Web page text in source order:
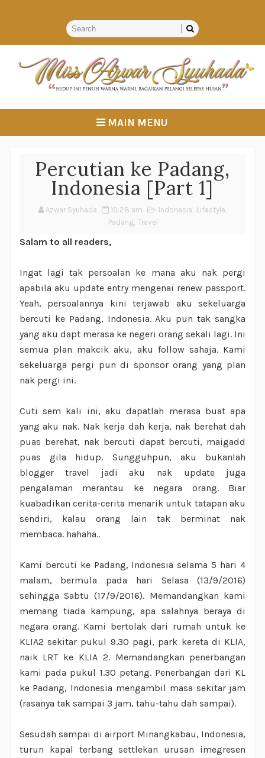
MAIN MENU
Percutian ke Padang,
Indonesia [Part 1]
Azwar Syuhada 10:28 am Indonesia Lifestyle
Padang, Travel
Salam to all readers,
Ingat lagi tak persoalan ke mana aku nak pergi
apabila aku update entry mengenai renew passport.
Yeah, persoalannya kini terjawab aku sekeluarga
bercuti ke Padang, Indonesia. Aku pun tak sangka
yang aku dapt merasa ke negeri orang sekali lagi. Ini
semua plan makcik aku, aku follow sahaja. Kami
sekeluarga pergi pun di sponsor orang yang plan
nak pergi ini.
Cuti sem kali ini, aku dapatlah merasa buat apa
yang aku nak. Nak kerja dah kerja, nak berehat dah
puas berehat, nak bercuti dapat bercuti, maigadd
puas gila hidup. Sungguhpun, aku bukanlah
blogger travel jadi aku nak update juga
pengalaman merantau ke negara orang. Biar
kuabadikan cerita-cerita menarik untuk tatapan aku
sendiri, kalau orang lain tak berminat nak
membaca. hahaha..
Kami bercuti ke Padang, Indonesia selama 5 hari 4
malam, bermula pada hari Selasa (13/9/2016)
sehingga Sabtu (17/9/2016). Memandangkan kami
memang tiada kampung, apa salahnya beraya di
negara orang. Kami bertolak dari rumah untuk ke
KLIA2 sekitar pukul 9.30 pagi, park kereta di KLIA,
naik LRT ke KLIA 2. Memandangkan penerbangan
kami pada pukul 1.30 petang. Penerbangan dari KL
ke Padang, Indonesia mengambil masa sekitar jam
(rasanya tak sampai 3 jam, tahu-tahu dah sampai).
Sesudah sampai di airport Minangkabau, Indonesia,
turun kapal terbang settlekan urusan imegresen